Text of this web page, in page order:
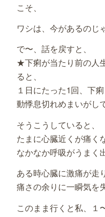
こそ、
ワシは、今があるのじ
で〜、話を戻すと、
★下痢が当たり前の人
ると、
１日にたった1回、下痢
動悸息切れめまいがし
そうこうしていると、
たまに心臓近くが痛く
なかなか呼吸がうまく
ある時心臓に激痛が走り
痛さの余りに一瞬気を失
このまま行くと私、１